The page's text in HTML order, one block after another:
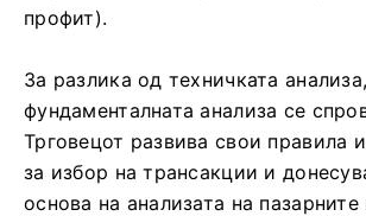
профит).
За разлика од техничката анализа,
фундаменталната анализа се
Трговецот развива свои правила
за избор на трансакции и
основа на анализата на